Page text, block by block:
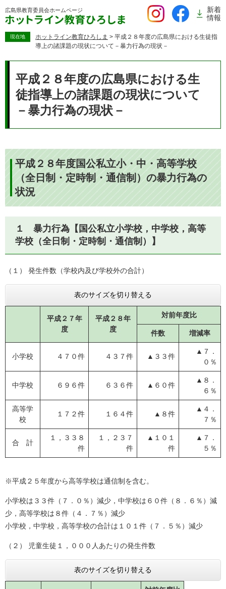
ー
広島県教育委員会ホームページ
新着
情報
現在地 ホットライン教育ひろしま > 平成２８年度の広島県における生徒指
導上の諸課題の現状について－暴力行為の現状－
平成２８年度の広島県における生
徒指導上の諸課題の現状について
－暴力行為の現状－
平成２８年度国公私立小・中・高等学校
（全日制・定時制・通信制）の暴力行為の
状況
１ 暴力行為【国公私立小学校，中学校，高等
学校（全日制・定時制・通信制）】
（１） 発生件数（学校内及び学校外の合計）
表のサイズを切り替える
平成２７年
度
平成２８年
度
対前年度比
件数 増減率
小学校 ４７０件 ４３７件 ▲３３件
▲７．
０％
中学校 ６９６件 ６３６件 ▲６０件
▲８．
６％
高等学
校
１７２件 １６４件 ▲８件
▲４．
７％
合 計
１，３３８
件
１，２３７
件
▲１０１
件
▲７．
５％
※平成２５年度から高等学校は通信制を含む。
小学校は３３件（７．０％）減少，中学校は６０件（８．６％）減
少，高等学校は８件（４．７％）減少
小学校，中学校，高等学校の合計は１０１件（７．５％）減少
（２） 児童生徒１，０００人あたりの発生件数
表のサイズを切り替える